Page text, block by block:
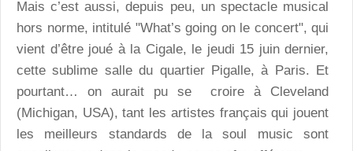
Mais c’est aussi, depuis peu, un spectacle musical
hors norme, intitulé "What’s going on le concert", qui
vient d’être joué à la Cigale, le jeudi 15 juin dernier,
cette sublime salle du quartier Pigalle, à Paris. Et
pourtant… on aurait pu se croire à Cleveland
(Michigan, USA), tant les artistes français qui jouent
les meilleurs standards de la soul music sont